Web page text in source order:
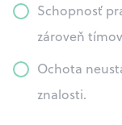
Schopnosť
zároveň
Ochota
znalosti.